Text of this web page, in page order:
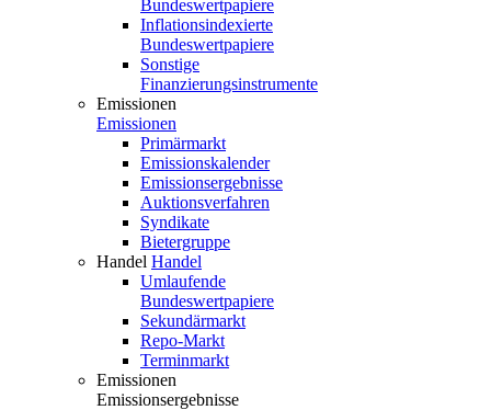
Bundeswertpapiere
Inflationsindexierte
Bundeswertpapiere
Sonstige
Finanzierungsinstrumente
Emissionen
Emissionen
Primärmarkt
Emissionskalender
Emissionsergebnisse
Auktionsverfahren
Syndikate
Bietergruppe
Handel Handel
Umlaufende
Bundeswertpapiere
Sekundärmarkt
Repo-Markt
Terminmarkt
Emissionen
Emissionsergebnisse